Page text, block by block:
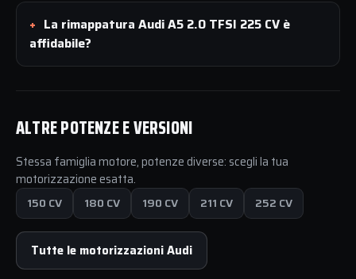
La rimappatura Audi A5 2.0 TFSI 225 CV è
affidabile?
ALTRE POTENZE E VERSIONI
Stessa famiglia motore, potenze diverse: scegli la tua
motorizzazione esatta.
150 CV
180 CV 190 CV 211 CV 252 CV
Tutte le motorizzazioni Audi